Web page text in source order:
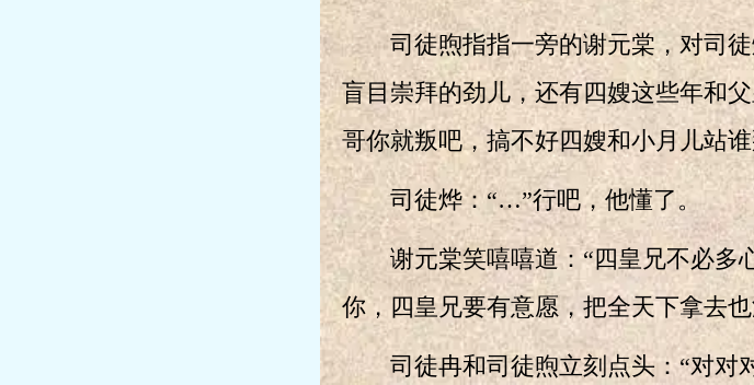
司徒煦指指一旁的谢元棠，对司徒
盲目崇拜的劲儿，还有四嫂这些年和
哥你就叛吧，搞不好四嫂和小月儿站
司徒烨：“…”行吧，他懂了。
谢元棠笑嘻嘻道：“四皇兄不必多心
你，四皇兄要有意愿，把全天下拿去
司徒冉和司徒煦立刻点头：“对对对